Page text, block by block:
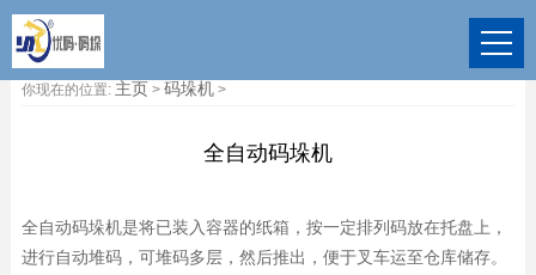
你现在的位置: 主页 > 码垛机>
全自动码垛机
全自动码垛机是将已装入容器的纸箱，按一定排列码放在托盘上，
进行自动堆码，可堆码多层，然后推出，便于叉车运至仓库储存。